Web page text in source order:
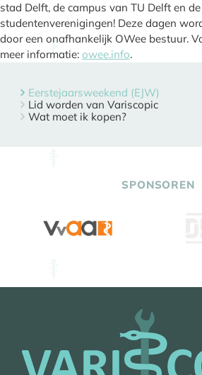
stad Delft, de campus van TU Delft en de
studentenverenigingen! Deze dagen
door een onafhankelijk OWee bestuur.
meer informatie: owee.info.
Eerstejaarsweekend (EJW)
Lid worden van Variscopic
Wat moet ik kopen?
SPONSOREN